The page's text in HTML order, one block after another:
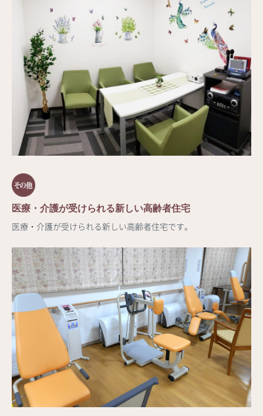
医療・介護が受けられる新しい高齢者住宅
医療・介護が受けられる新しい高齢者住宅です。